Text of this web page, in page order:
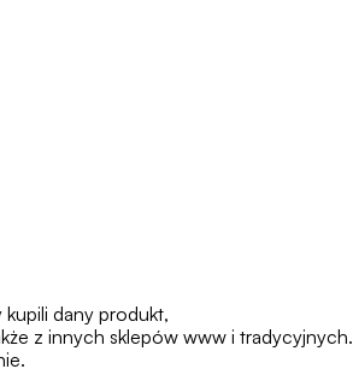
dany produkt,
z innych sklepów www i tradycyjnych.